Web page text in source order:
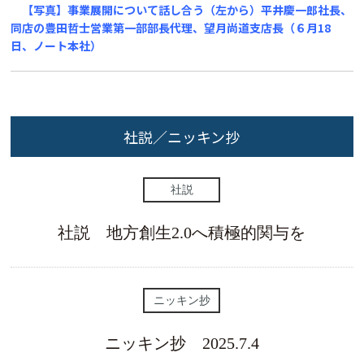
【写真】事業展開について話し合う（左から）平井慶一郎社長、
同店の豊田哲士営業第一部部長代理、望月尚道支店長（６月18
日、ノート本社）
社説／ニッキン抄
社説
社説 地方創生2.0へ積極的関与を
ニッキン抄
ニッキン抄 2025.7.4